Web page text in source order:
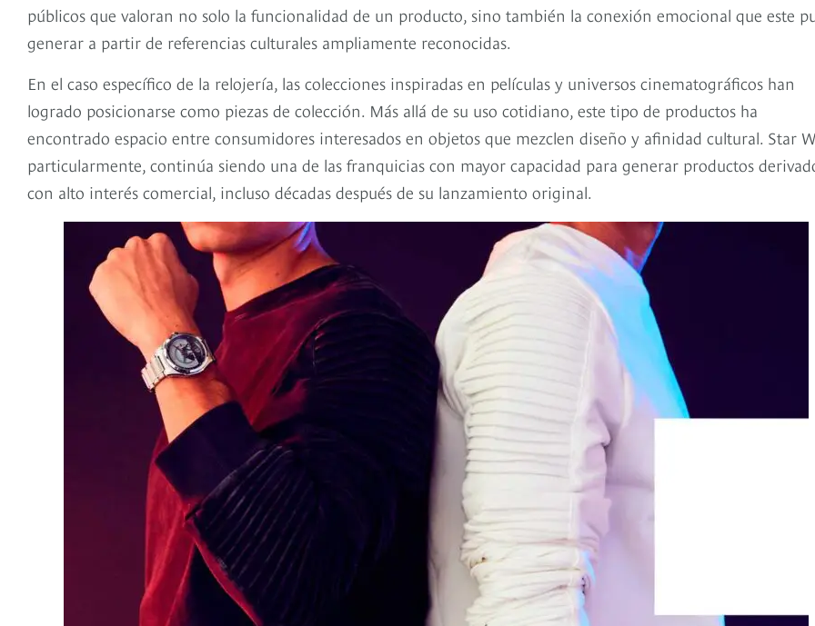
públicos que valoran no solo la funcionalidad de un producto, sino también la conexión emocional que este
generar a partir de referencias culturales ampliamente reconocidas.
En el caso específico de la relojería, las colecciones inspiradas en películas y universos cinematográficos han
logrado posicionarse como piezas de colección. Más allá de su uso cotidiano, este tipo de productos ha
encontrado espacio entre consumidores interesados en objetos que mezclen diseño y afinidad cultural. Star
particularmente, continúa siendo una de las franquicias con mayor capacidad para generar productos
con alto interés comercial, incluso décadas después de su lanzamiento original.